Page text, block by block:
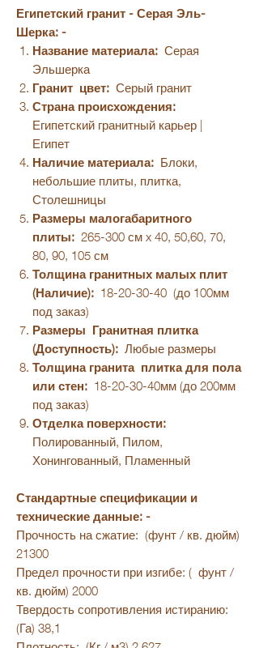
Египетский гранит - Серая Эль-
Шерка: -
Название материала: Серая
Эльшерка
Гранит цвет: Серый гранит
Страна происхождения:
Египетский гранитный карьер |
Египет
Наличие материала: Блоки,
небольшие плиты, плитка,
Столешницы
Размеры малогабаритного
плиты: 265-300 см x 40, 50,60, 70,
80, 90, 105 см
Толщина гранитных малых плит
(Наличие): 18-20-30-40 (до 100мм
под заказ)
Размеры Гранитная плитка
(Доступность): Любые размеры
Толщина гранита плитка для пола
или стен: 18-20-30-40мм (до 200мм
под заказ)
Отделка поверхности:
Полированный, Пилом,
Хонингованный, Пламенный
Стандартные спецификации и
технические данные: -
Прочность на сжатие: (фунт / кв. дюйм)
21300
Предел прочности при изгибе: ( фунт /
кв. дюйм) 2000
Твердость сопротивления истиранию:
(Га) 38,1